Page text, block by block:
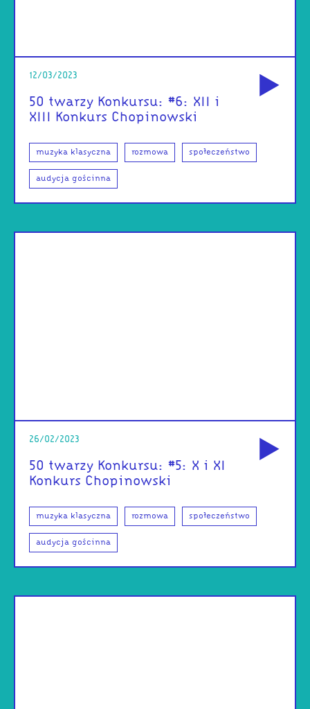
12/03/2023
50 twarzy Konkursu: #6: XII i
XIII Konkurs Chopinowski
muzyka klasyczna rozmowa społeczeństwo
audycja gościnna
26/02/2023
50 twarzy Konkursu: #5: X i XI
Konkurs Chopinowski
muzyka klasyczna rozmowa społeczeństwo
audycja gościnna